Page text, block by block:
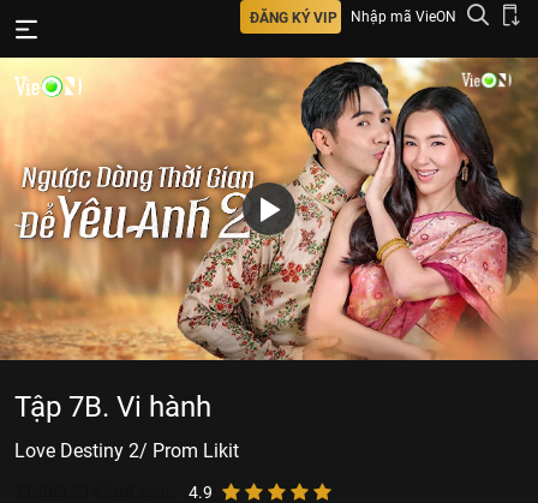
ĐĂNG KÝ VIP Nhập mã VieON
Tập 7B. Vi hành
Love Destiny 2/ Prom Likit
4.9